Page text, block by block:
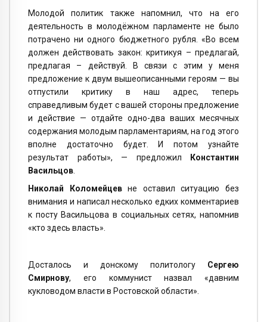
Молодой политик также напомнил, что на его
деятельность в молодёжном парламенте не было
потрачено ни одного бюджетного рубля. «Во всем
должен действовать закон: критикуя – предлагай,
предлагая – действуй. В связи с этим у меня
предложение к двум вышеописанными героям — вы
отпустили критику в наш адрес, теперь
справедливым будет с вашей стороны предложение
и действие — отдайте одно-два ваших месячных
содержания молодым парламентариям, на год этого
вполне достаточно будет. И потом узнайте
результат работы», — предложил Константин
Васильцов
Николай Коломейцевне оставил ситуацию без
внимания и написал несколько едких комментариев
к посту Васильцова в социальных сетях, напомнив
«кто здесь власть».
Досталось и донскому политологу Сергею
Смирнову, его коммунист назвал «давним
кукловодом власти в Ростовской области».